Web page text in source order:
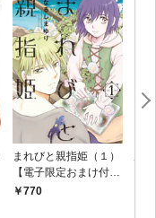
まれびと親指姫（１）
【電子限定おまけ付
き】770